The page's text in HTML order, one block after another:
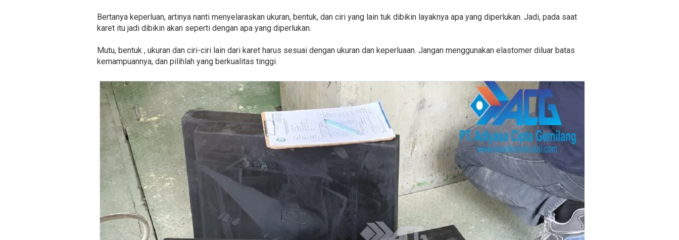
Bertanya keperluan, artinya nanti menyelaraskan ukuran, bentuk, dan ciri yang lain tuk dibikin layaknya apa yang diperlukan. Jadi, pada saat
karet itu jadi dibikin akan seperti dengan apa yang diperlukan.
Mutu, bentuk , ukuran dan ciri-ciri lain dari karet harus sesuai dengan ukuran dan keperluaan. Jangan menggunakan elastomer diluar batas
kemampuannya, dan pilihlah yang berkualitas tinggi.